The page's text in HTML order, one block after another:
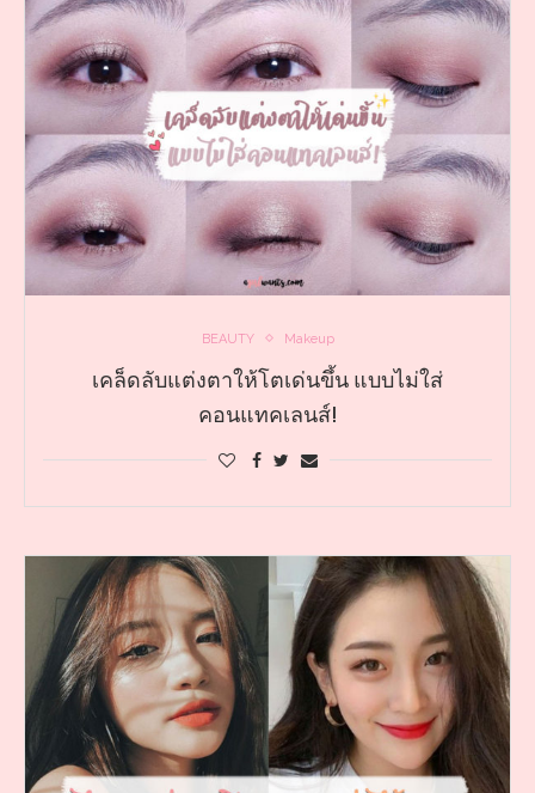
BEAUTY Makeup
เคล็ดลับแต่งตาให้โตเด่นขึ้น แบบไม่ใส่
คอนแทคเลนส์!